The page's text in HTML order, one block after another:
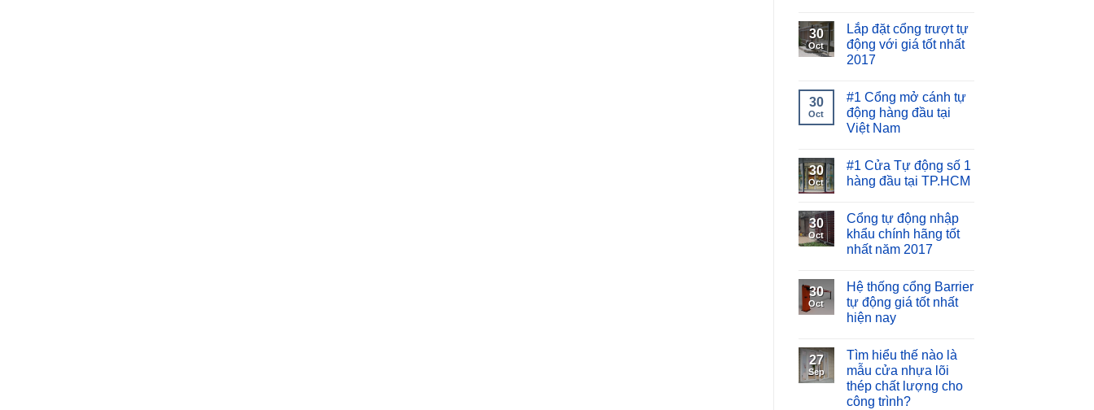
30
Oct
Lắp đặt cổng trượt tự
động với giá tốt nhất
2017
30
Oct
#1 Cổng mở cánh tự
động hàng đầu tại
Việt Nam
30
Oct
#1 Cửa Tự động số 1
hàng đầu tại TP.HCM
30
Oct
Cổng tự động nhập
khẩu chính hãng tốt
nhất năm 2017
30
Oct
Hệ thống cổng Barrier
tự động giá tốt nhất
hiện nay
27
Sep
Tìm hiểu thế nào là
mẫu cửa nhựa lõi
thép chất lượng cho
công trình?